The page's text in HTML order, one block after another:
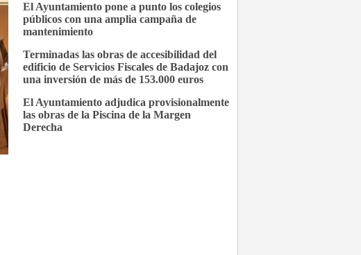
El Ayuntamiento pone a punto los colegios
públicos con una amplia campaña de
mantenimiento
Terminadas las obras de accesibilidad del
edificio de Servicios Fiscales de Badajoz con
una inversión de más de 153.000 euros
El Ayuntamiento adjudica provisionalmente
las obras de la Piscina de la Margen
Derecha